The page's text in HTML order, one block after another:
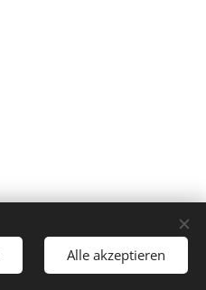
Alle akzeptieren